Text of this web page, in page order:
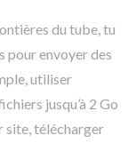
du tube, tu
pour envoyer des
utiliser
jusqu’à 2 Go
site, télécharger